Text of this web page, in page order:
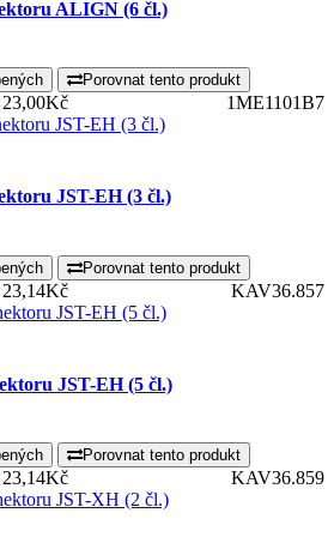
ALIGN (6 čl.)
Porovnat tento produkt
1ME1101B7
JST-EH (3 čl.)
Porovnat tento produkt
KAV36.857
JST-EH (5 čl.)
Porovnat tento produkt
KAV36.859